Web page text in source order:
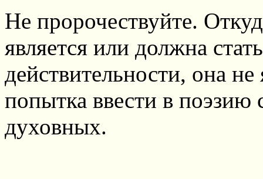
Не пророчествуйте.
является или должна
действительности, она не
попытка ввести в
духовных.